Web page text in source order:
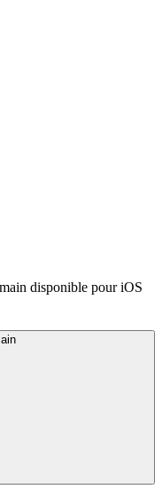
disponible pour iOS